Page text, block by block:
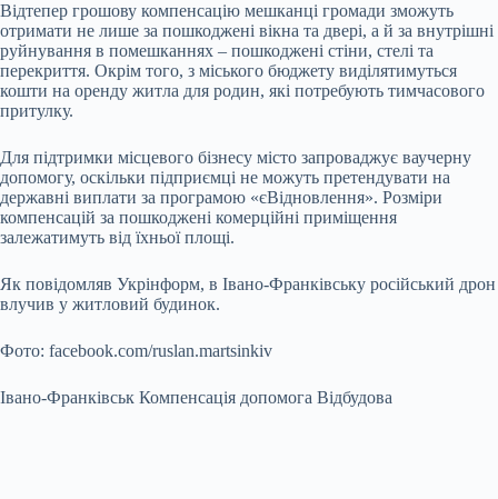
Відтепер грошову компенсацію мешканці громади зможуть
отримати не лише за пошкоджені вікна та двері, а й за внутрішні
руйнування в помешканнях – пошкоджені стіни, стелі та
перекриття. Окрім того, з міського бюджету виділятимуться
кошти на оренду житла для родин, які потребують тимчасового
притулку.
Для підтримки місцевого бізнесу місто запроваджує ваучерну
допомогу, оскільки підприємці не можуть претендувати на
державні виплати за програмою «єВідновлення». Розміри
компенсацій за пошкоджені комерційні приміщення
залежатимуть від їхньої площі.
Як повідомляв Укрінформ, в Івано-Франківську російський дрон
влучив у житловий будинок.
Фото: facebook.com/ruslan.martsinkiv
Івано-Франківськ Компенсація допомога Відбудова